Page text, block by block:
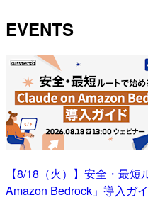
EVENTS
【8/18（火）】安全・最
Amazon Bedrock」導入ガ